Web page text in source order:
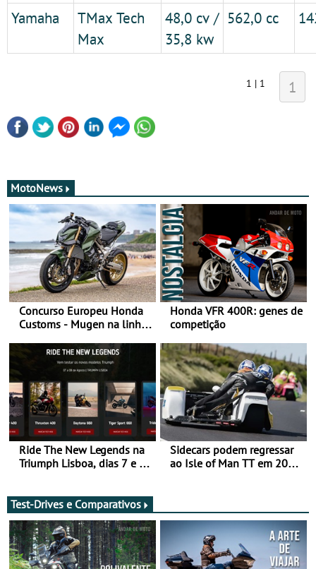
Yamaha
TMax Tech
Max
48,0 cv /
35,8 kw
562,0 cc
1 | 1 1
MotoNews
Concurso Europeu Honda
Customs - Mugen na linha
ganhar
Honda VFR 400R: genes de
competição
Ride The New Legends na
Triumph Lisboa, dias 7 e 8
Sidecars podem regressar
ao Isle of Man TT em 2027
Test-Drives e Comparativos